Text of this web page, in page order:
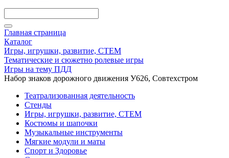
Главная страница
Каталог
Игры, игрушки, развитие, СТЕМ
Тематические и сюжетно ролевые игры
Игры на тему ПДД
Набор знаков дорожного движения У626, Совтехстром
Театрализованная деятельность
Стенды
Игры, игрушки, развитие, СТЕМ
Костюмы и шапочки
Музыкальные инструменты
Мягкие модули и маты
Спорт и Здоровье